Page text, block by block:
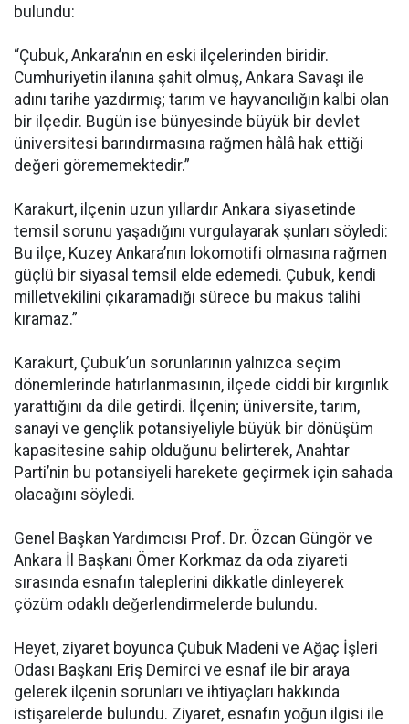
bulundu:
“Çubuk, Ankara’nın en eski ilçelerinden biridir.
Cumhuriyetin ilanına şahit olmuş, Ankara Savaşı ile
adını tarihe yazdırmış; tarım ve hayvancılığın kalbi olan
bir ilçedir. Bugün ise bünyesinde büyük bir devlet
üniversitesi barındırmasına rağmen hâlâ hak ettiği
değeri görememektedir.”
Karakurt, ilçenin uzun yıllardır Ankara siyasetinde
temsil sorunu yaşadığını vurgulayarak şunları söyledi:
Bu ilçe, Kuzey Ankara’nın lokomotifi olmasına rağmen
güçlü bir siyasal temsil elde edemedi. Çubuk, kendi
milletvekilini çıkaramadığı sürece bu makus talihi
kıramaz.”
Karakurt, Çubuk’un sorunlarının yalnızca seçim
dönemlerinde hatırlanmasının, ilçede ciddi bir kırgınlık
yarattığını da dile getirdi. İlçenin; üniversite, tarım,
sanayi ve gençlik potansiyeliyle büyük bir dönüşüm
kapasitesine sahip olduğunu belirterek, Anahtar
Parti’nin bu potansiyeli harekete geçirmek için sahada
olacağını söyledi.
Genel Başkan Yardımcısı Prof. Dr. Özcan Güngör ve
Ankara İl Başkanı Ömer Korkmaz da oda ziyareti
sırasında esnafın taleplerini dikkatle dinleyerek
çözüm odaklı değerlendirmelerde bulundu.
Heyet, ziyaret boyunca Çubuk Madeni ve Ağaç İşleri
Odası Başkanı Eriş Demirci ve esnaf ile bir araya
gelerek ilçenin sorunları ve ihtiyaçları hakkında
istişarelerde bulundu. Ziyaret, esnafın yoğun ilgisi ile